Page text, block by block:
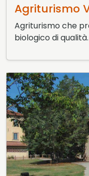
29 Maggio 2015
Agriturismo
Agriturismo che
biologico di